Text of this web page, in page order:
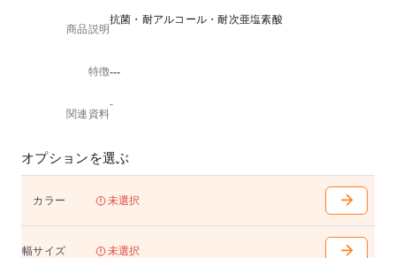
商品説明
抗菌・耐アルコール・耐次亜塩素酸
特徴---
関連資料
-
オプションを選ぶ
カラー 未選択
幅サイズ 未選択